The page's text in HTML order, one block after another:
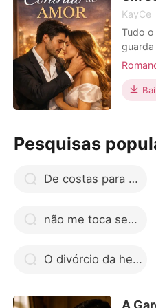
KayCe
Tudo o
uma
inesperado. Dante
Pesquisas
De costas para o CEO google drive
não me toca seu boboca mobi
O divórcio da herdeira bilionária ler online grátis